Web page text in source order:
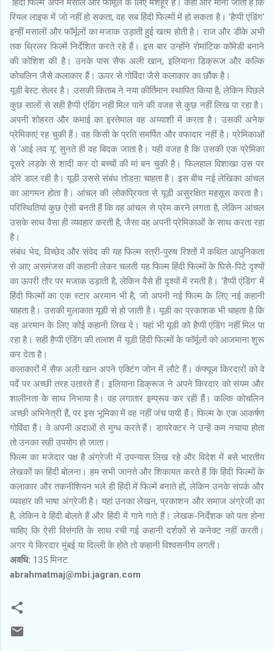
रियल लाइफ में जो नहीं हो सकता, वह सब हिंदी फिल्मों में हो सकता है। 'हैप्पी एंडिंग'
इन्हीं मसालों और फॉर्मूलों का मजाक उड़ाती हुई खत्म होती है। राज और डीके अभी
तक थ्रिलर फिल्में निर्देशित करते रहे हैं। इस बार उन्होंने रोमांटिक कॉमेडी बनाने
की कोशिश की है। उनके पास सैफ अली खान, इलियाना डिक्रूज और कल्कि
कोचलिन जैसे कलाकार हैं। ऊपर से गोविंदा जैसे कलाकार का छौंक है।
यूडी बेस्ट सेलर है। उसकी किताब ने नया कीर्तिमान स्थापित किया है, लेकिन पिछले
कुछ सालों से सही हैप्पी एंडिंग नहीं मिल पाने की वजह से कुछ नहीं लिख पा रहा है।
अपनी शोहरत और कमाई का इस्तेमाल वह अय्याशी में करता है। उसकी अनेक
प्रेमिकाएं रह चुकी हैं। वह किसी के प्रति समर्पित और वफादार नहीं है। प्रेमिकाओं
से 'आई लव यू' सुनते ही वह बिदक जाता है। यही वजह है कि उसकी एक प्रेमिका
दूसरे लड़के से शादी कर दो बच्चों की मां बन चुकी है। फिलहाल विशाखा उस पर
डोरे डाल रही है। यूडी उससे संबंध तोडऩा चाहता है। इस बीच नई लेखिका आंचल
का आगमन होता है। आंचल की लोकप्रियता से यूडी असुरक्षित महसूस करता है।
परिस्थितियां कुछ ऐसी बनती हैं कि वह आंचल से प्रेम करने लगता है, लेकिन आंचल
उसके साथ वैसा ही व्यवहार करती है, जैसा वह अपनी प्रेमिकाओं के साथ करता रहा
है।
संबंध भेद, विच्छेद और संवेद की यह फिल्म स्त्री-पुरुष रिश्तों में कथित आधुनिकता
से आए असमंजस की कहानी लेकर चलती यह फिल्म हिंदी फिल्मों के घिसे-पिटे दृश्यों
का ऊपरी तौर पर मजाक उड़ाती है, लेकिन वैसे ही दृश्यों में रमती है। 'हैप्पी एंडिंग' में
हिंदी फिल्मों का एक स्टार अरमान भी है, जो अपनी नई फिल्म के लिए नई कहानी
चाहता है। उसकी मुलाकात यूडी से हो जाती है। यूडी का प्रकाशक भी चाहता है कि
वह अरमान के लिए कोई कहानी लिख दे। यहां भी यूडी को हैप्पी एंडिंग नहीं मिल पा
रहा है। सही हैप्पी एंडिंग की तलाश में यूडी हिंदी फिल्मों के फॉर्मूलों को आजमाना शुरू
कर देता है।
कलाकारों में सैफ अली खान अपने एक्टिंग जोन में लौटे हैं। कंफ्यूज किरदारों को वे
पर्दे पर अच्छी तरह उतारते हैं। इलियाना डिक्रूज ने अपने किरदार को संयम और
शालीनता के साथ निभाया है। वह लगातार इम्प्रूव कर रही हैं। कल्कि कोचलिन
अच्छी अभिनेत्री हैं, पर इस भूमिका में वह नहीं जंच पायी हैं। फिल्म के एक आकर्षण
गोविंदा हैं। वे अपनी अदाओं से मुग्ध करते हैं। डायरेक्टर ने उन्हें कम नचाया होता
तो उनका सही उपयोग हो जाता।
फिल्म का मजेदार पक्ष है अंग्रेजी में उपन्यास लिख रहे और विदेश में बसे भारतीय
लेखकों का हिंदी बोलना। हम सभी जानते और शिकायत करते हैं कि हिंदी फिल्मों के
कलाकार और तकनीशियन भले ही हिंदी में फिल्में बनाते हों, लेकिन उनके संपर्क और
व्यवहार की भाषा अंग्रेजी है। यहां उनका लेखन, प्रकाशन और समाज अंग्रेजी का
है, लेकिन वे हिंदी बोलते हैं और हिंदी में गाने गाते हैं। लेखक-निर्देशक को पता होना
चाहिए कि ऐसी विसंगति के साथ रची गई कहानी दर्शकों से कनेक्ट नहीं करती।
अगर ये किरदार मुंबई या दिल्ली के होते तो कहानी विश्वसनीय लगती।
अवधि: 135 मिनट
abrahmatmaj@mbi.jagran.com